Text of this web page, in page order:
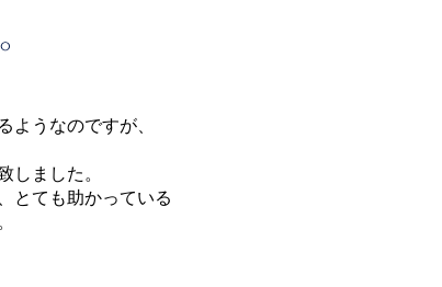
ようなのですが、
しました。
とても助かっている